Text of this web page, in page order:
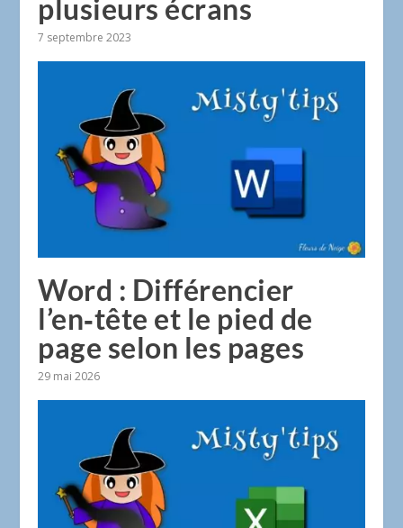
plusieurs écrans
7 septembre 2023
Word : Différencier
l’en‑tête et le pied de
page selon les pages
29 mai 2026